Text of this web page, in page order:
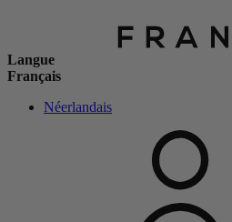
Langue
Français
Néerlandais